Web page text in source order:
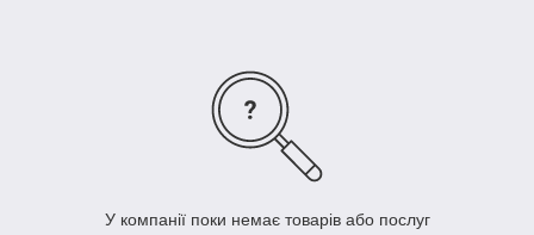
У компанії поки немає товарів або послуг